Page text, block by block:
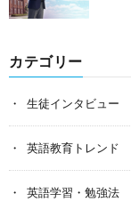
カテゴリー
生徒インタビュー
英語教育トレンド
英語学習・勉強法